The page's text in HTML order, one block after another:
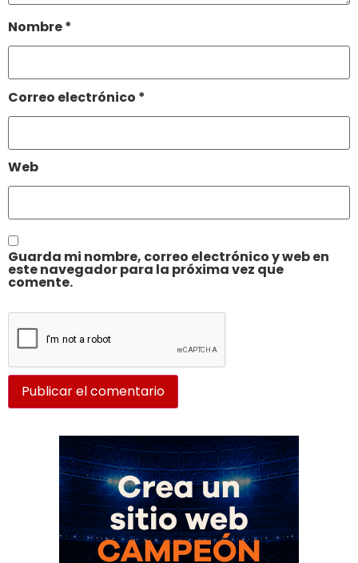
Nombre*
Correo electrónico *
Web
Guarda mi nombre, correo electrónico y web en
este navegador para la próxima vez que
comente.